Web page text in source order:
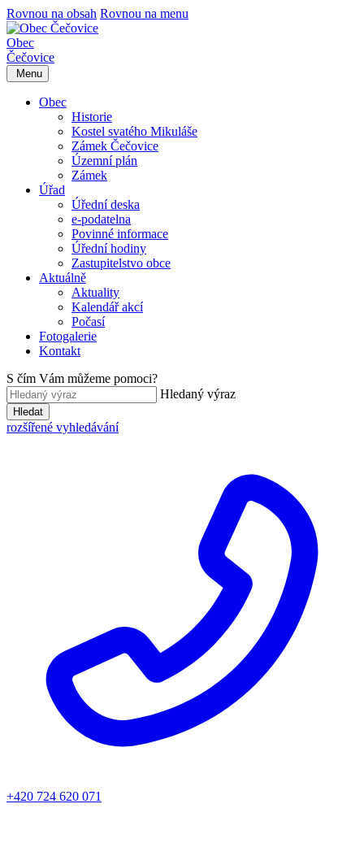
Rovnou na obsah Rovnou na menu
Obec
Čečovice
Menu
Obec
Historie
Kostel svatého Mikuláše
Zámek Čečovice
Územní plán
Zámek
Úřad
Úřední deska
e-podatelna
Povinné informace
Úřední hodiny
Zastupitelstvo obce
Aktuálně
Aktuality
Kalendář akcí
Počasí
Fotogalerie
Kontakt
S čím Vám můžeme pomoci?
Hledaný výraz
Hledat
rozšířené vyhledávání
+420 724 620 071